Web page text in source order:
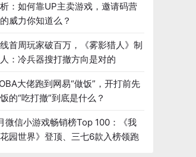
：如何靠UP主卖游戏，邀请码营
威力你知道么？
首周玩家破百万，《雾影猎人》制
：冷兵器搜打撤方向是对的
大佬跑到网易“做饭”，开打前先
的“吃打撤”到底是什么？
微信小游戏畅销榜Top 100：《我
园世界》登顶、三七6款入榜领跑